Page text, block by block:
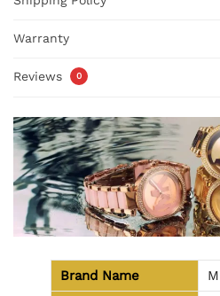
Warranty
Reviews 0
Brand Name